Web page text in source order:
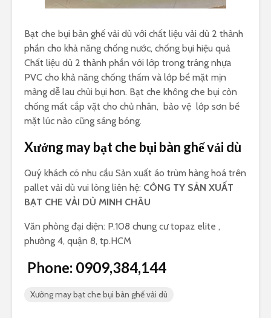
Bạt che bụi bàn ghế vải dù với chất liệu vải dù 2 thành
phần cho khả năng chống nước, chống bụi hiệu quả
Chất liệu dù 2 thành phần với lớp trong tráng nhựa
PVC cho khả năng chống thấm và lớp bề mặt mịn
màng dễ lau chùi bụi hơn. Bạt che không che bụi còn
chống mất cắp vặt cho chủ nhân, bảo vệ lớp sơn bề
mặt lúc nào cũng sáng bóng.
Xưởng may bạt che bụi bàn ghế vải dù
Quý khách có nhu cầu Sản xuất áo trùm hàng hoá trên
pallet vải dù vui lòng liên hệ: CÔNG TY SẢN XUẤT
BẠT CHE VẢI DÙ MINH CHÂU
Văn phòng đại diện: P.108 chung cư topaz elite ,
phường 4, quận 8, tp.HCM
Phone: 0909,384,144
Xưởng may bạt che bụi bàn ghế vải dù